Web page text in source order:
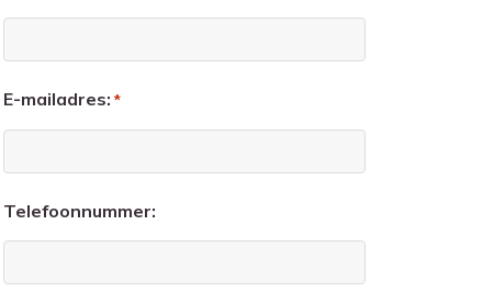
E-mailadres: *
Telefoonnummer: